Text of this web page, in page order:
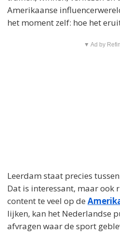
Amerikaanse
het moment zelf: hoe het
▼ Ad by
Leerdam staat precies
Dat is interessant, maar ook
content te veel op de
lijken, kan het Nederlandse
afvragen waar de sport